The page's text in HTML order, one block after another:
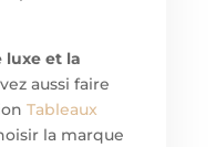
luxe et la
aussi faire
Tableaux
la marque